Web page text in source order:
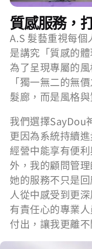
質感服務，
A.S 髮藝重視每
是講究「質感的
為了呈現專屬的
「獨一無二的無
髮廊，而是風格
我們選擇SayDou
更因為系統持續
經營中能享有便
外，我的顧問管
她的服務不只是
人從中感受到更
有責任心的專業
付出，讓我更離